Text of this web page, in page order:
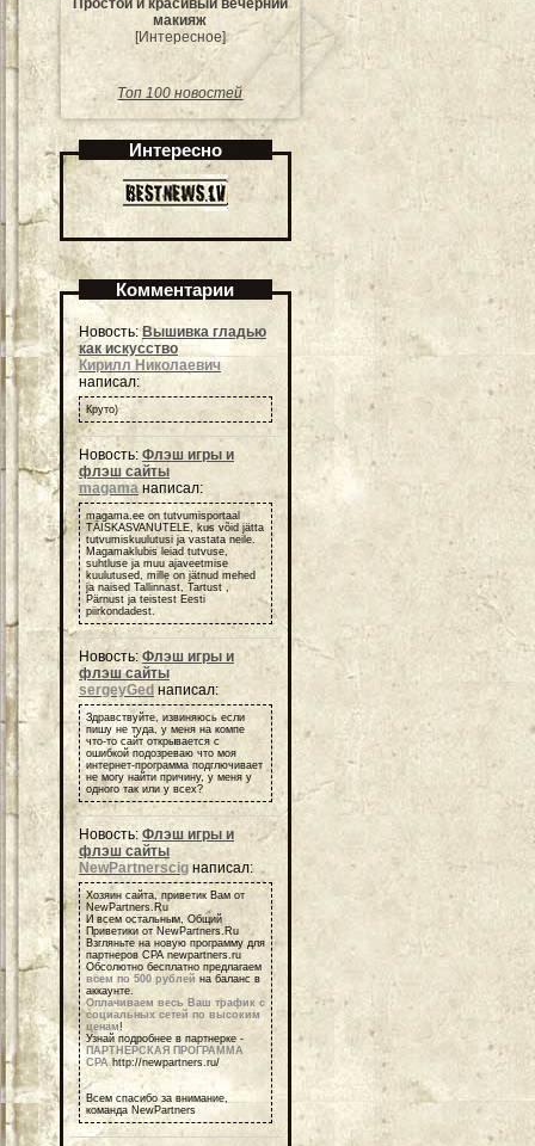
Простой и красивый вечерний
макияж
[Интересное]
Топ 100 новостей
Интересно
Комментарии
Новость:Вышивка гладью
как искусство
Кирилл Николаевич
написал:
Круто)
Новость: Флэш игры и
флэш сайты
magama написал:
magama.ee on tutvumisportaal
TÄISKASVANUTELE, kus võid jätta
tutvumiskuulutusi ja vastata neile.
Magamaklubis leiad tutvuse,
suhtluse ja muu ajaveetmise
kuulutused, mille on jätnud mehed
ja naised Tallinnast, Tartust ,
Pärnust ja teistest Eesti
piirkondadest.
Новость: Флэш игры и
флэш сайты
sergeyGed написал:
Здравствуйте, извиняюсь если
пишу не туда, у меня на компе
что-то сайт открывается с
ошибкой подозреваю что моя
интернет-программа подглючивает
не могу найти причину, у меня у
одного так или у всех?
Новость: Флэш игры и
флэш сайты
NewPartnerscigнаписал:
Хозяин сайта, приветик Вам от
NewPartners.Ru
И всем остальным, Общий
Приветики от NewPartners.Ru
Взгляньте на новую программу для
партнеров СРА newpartners.ru
Обсолютно бесплатно предлагаем
всем по 500 рублей на баланс в
аккаунте.
Оплачиваем весь Ваш трафик с
социальных сетей по высоким
ценам!
Узнай подробнее в партнерке -
ПАРТНЕРСКАЯ ПРОГРАММА
СРАhttp://newpartners.ru/
Всем спасибо за внимание,
команда NewPartners